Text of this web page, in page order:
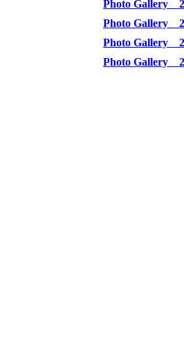
Photo Gallery
Photo Gallery
Photo Gallery
Photo Gallery